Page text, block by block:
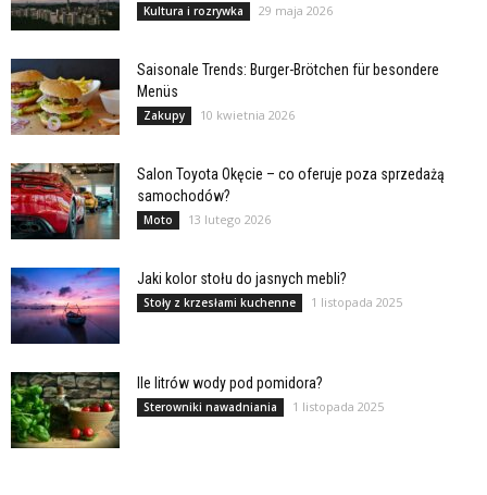
Kultura i rozrywka 29 maja 2026
Saisonale Trends: Burger-Brötchen für besondere
Menüs
Zakupy 10 kwietnia 2026
Salon Toyota Okęcie – co oferuje poza sprzedażą
samochodów?
Moto 13 lutego 2026
Jaki kolor stołu do jasnych mebli?
Stoły z krzesłami kuchenne 1 listopada 2025
Ile litrów wody pod pomidora?
Sterowniki nawadniania 1 listopada 2025